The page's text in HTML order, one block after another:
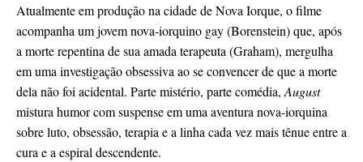
Atualmente em produção na cidade de Nova Iorque, o filme
acompanha um jovem nova-iorquino gay (Borenstein) que, após
a morte repentina de sua amada terapeuta (Graham), mergulha
em uma investigação obsessiva ao se convencer de que a morte
dela não foi acidental. Parte mistério, parte comédia,August
mistura humor com suspense em uma aventura nova-iorquina
sobre luto, obsessão, terapia e a linha cada vez mais tênue entre a
cura e a espiral descendente.